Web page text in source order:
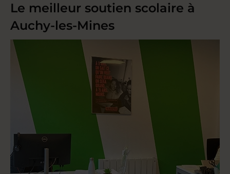
Le meilleur soutien scolaire à
Auchy-les-Mines